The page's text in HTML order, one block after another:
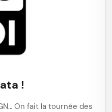
!
On fait la tournée des